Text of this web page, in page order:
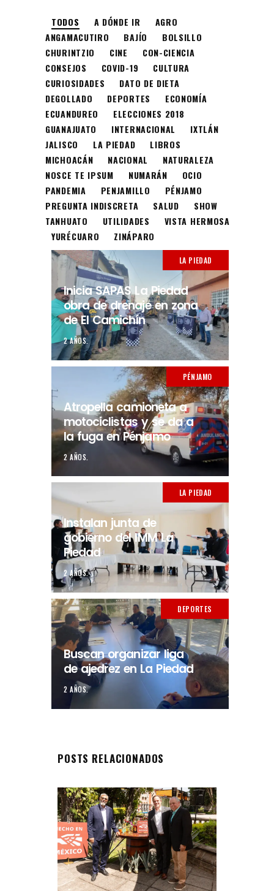
TODOS A DÓNDE IR
AGRO
ANGAMACUTIRO
BAJÍO
BOLSILLO
CHURINTZIO
CINE
CON-CIENCIA
CONSEJOS
COVID-19
CULTURA
CURIOSIDADES
DATO DE DIETA
DEGOLLADO
DEPORTES
ECONOMÍA
ECUANDUREO
ELECCIONES 2018
GUANAJUATO
INTERNACIONAL
IXTLÁN
JALISCO
LA PIEDAD
LIBROS
MICHOACÁN
NACIONAL
NATURALEZA
NOSCE TE IPSUM
NUMARÁN
OCIO
PANDEMIA
PENJAMILLO
PÉNJAMO
PREGUNTA INDISCRETA
SALUD
SHOW
TANHUATO
UTILIDADES
VISTA HERMOSA
YURÉCUARO
ZINÁPARO
LA PIEDAD
Inicia SAPAS La Piedad
obra de drenaje en zona
de El Camichín
2 AÑOS.
PÉNJAMO
Atropella camioneta a
motociclistas y se da a
la fuga en Pénjamo
2 AÑOS.
LA PIEDAD
Instalan junta de
gobierno del IMM La
Piedad
2 AÑOS.
DEPORTES
Buscan organizar liga
de ajedrez en La Piedad
2 AÑOS.
POSTS RELACIONADOS